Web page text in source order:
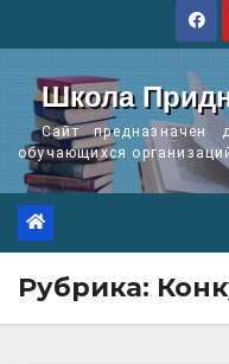
Школа
Сайт предназначен
обучающихся
Рубрика: